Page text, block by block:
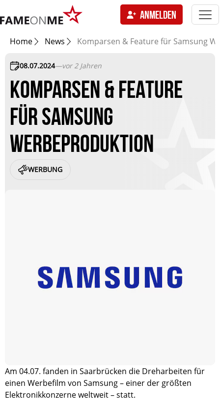
ANMELDEN
Home News Komparsen & Feature für Samsung
08.07.2024—vor 2 Jahren
KOMPARSEN & FEATURE
FÜR SAMSUNG
WERBEPRODUKTION
WERBUNG
Am 04.07. fanden in Saarbrücken die Dreharbeiten für
einen Werbefilm von Samsung – einer der größten
Elektronikkonzerne weltweit – statt.